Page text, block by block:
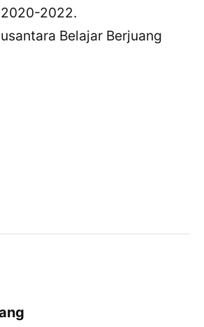
2022.
Belajar Berjuang
Ini